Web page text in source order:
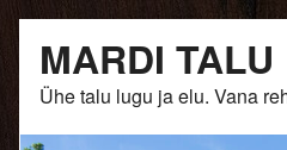
content
MARDI TALU
Ühe talu lugu ja elu. Vana